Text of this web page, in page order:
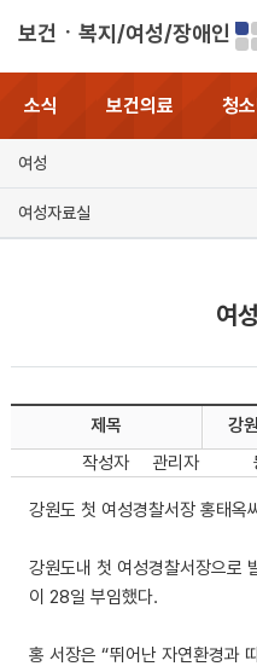
보건ㆍ복지/여성/장애인
소식 보건의료 청
여성
여성자료실
여
제목
강
작성자 관리자
강원도 첫 여성경찰서장 홍태옥
강원도내 첫 여성경찰서장으로
이 28일 부임했다.
홍 서장은 “뛰어난 자연환경과